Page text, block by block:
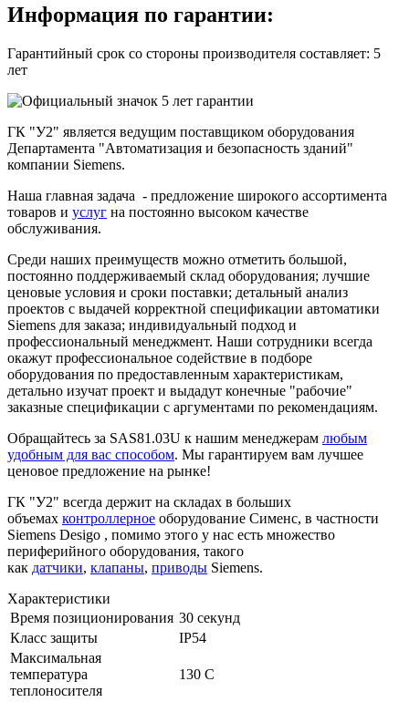
Информация по гарантии:
Гарантийный срок со стороны производителя составляет: 5
лет
ГК "У2" является ведущим поставщиком оборудования
Департамента "Автоматизация и безопасность зданий"
компании Siemens.
Наша главная задача - предложение широкого ассортимента
товаров и услуг на постоянно высоком качестве
обслуживания.
Среди наших преимуществ можно отметить большой,
постоянно поддерживаемый склад оборудования; лучшие
ценовые условия и сроки поставки; детальный анализ
проектов с выдачей корректной спецификации автоматики
Siemens для заказа; индивидуальный подход и
профессиональный менеджмент. Наши сотрудники всегда
окажут профессиональное содействие в подборе
оборудования по предоставленным характеристикам,
детально изучат проект и выдадут конечные "рабочие"
заказные спецификации с аргументами по рекомендациям.
Обращайтесь за SAS81.03U к нашим менеджерам любым
удобным для вас способом. Мы гарантируем вам лучшее
ценовое предложение на рынке!
ГК "У2" всегда держит на складах в больших
объемах контроллерное оборудование Сименс, в частности
Siemens Desigo , помимо этого у нас есть множество
периферийного оборудования, такого
как датчики, клапаны, приводы Siemens.
Характеристики
Время позиционирования 30 секунд
Класс защиты
IP54
Максимальная
температура
теплоносителя
130 C